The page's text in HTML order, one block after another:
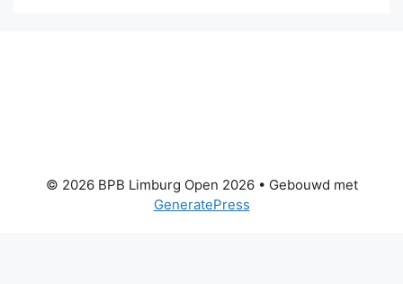
© 2026 BPB Limburg Open 2026• Gebouwd met
GeneratePress